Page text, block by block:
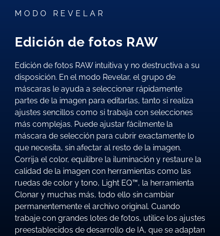
MODO REVELAR
Edición de fotos RAW
Edición de fotos RAW intuitiva y no destructiva a su
disposición. En el modo Revelar, el grupo de
máscaras le ayuda a seleccionar rápidamente
partes de la imagen para editarlas, tanto si realiza
ajustes sencillos como si trabaja con selecciones
más complejas. Puede ajustar fácilmente la
máscara de selección para cubrir exactamente lo
que necesita, sin afectar al resto de la imagen.
Corrija el color, equilibre la iluminación y restaure la
calidad de la imagen con herramientas como las
ruedas de color y tono, Light EQ™, la herramienta
Clonar y muchas más, todo ello sin cambiar
permanentemente el archivo original. Cuando
trabaje con grandes lotes de fotos, utilice los ajustes
preestablecidos de desarrollo de IA, que se adaptan